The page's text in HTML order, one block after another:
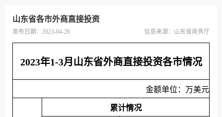
山东省各市外商直接投资
发布日期：2023-04-28 信息来源： 山东省商务厅
2023年1-3月山东省外商直接投资各市情况
金额单位：万美元
累计情况